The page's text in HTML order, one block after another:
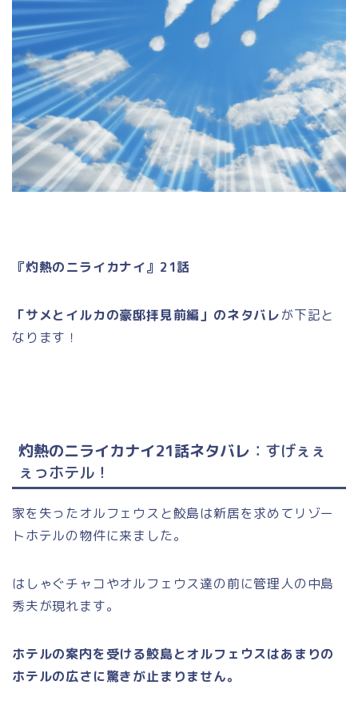
『灼熱のニライカナイ』21話
「サメとイルカの豪邸拝見前編」のネタバレが下記と
なります！
灼熱のニライカナイ21話ネタバレ ：すげぇぇ
ぇっホテル ！
家を失ったオルフェウスと鮫島は新居を求めてリゾー
トホテルの物件に来ました。
はしゃぐチャコやオルフェウス達の前に管理人の中島
秀夫が現れます。
ホテルの案内を受ける鮫島とオルフェウスはあまりの
ホテルの広さに驚きが止まりません。